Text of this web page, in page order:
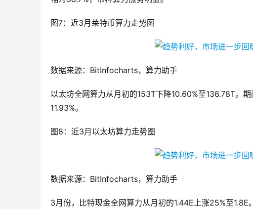
图7：近3月莱特币算力走势图
数据来源：BitInfocharts，算力助手
以太坊全网算力从月初的153T下降10.60%至136.78T。
11.93%。
图8：近3月以太坊算力走势图
数据来源：BitInfocharts，算力助手
3月份，比特现金全网算力从月初的1.44E上涨25%至